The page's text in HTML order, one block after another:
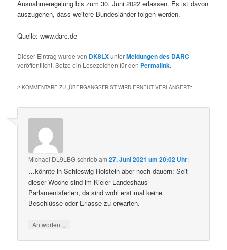
Ausnahmeregelung bis zum 30. Juni 2022 erlassen. Es ist davon
auszugehen, dass weitere Bundesländer folgen werden.
Quelle: www.darc.de
Dieser Eintrag wurde von DK8LXunterMeldungen des DARC
veröffentlicht. Setze ein Lesezeichen für den Permalink.
2 KOMMENTARE ZU „ÜBERGANGSFRIST WIRD ERNEUT VERLÄNGERT“
Michael DL9LBGschriebam27. Juni 2021 um 20:02 Uhr:
…könnte in Schleswig-Holstein aber noch dauern: Seit
dieser Woche sind im Kieler Landeshaus
Parlamentsferien, da sind wohl erst mal keine
Beschlüsse oder Erlasse zu erwarten.
Antworten ↓